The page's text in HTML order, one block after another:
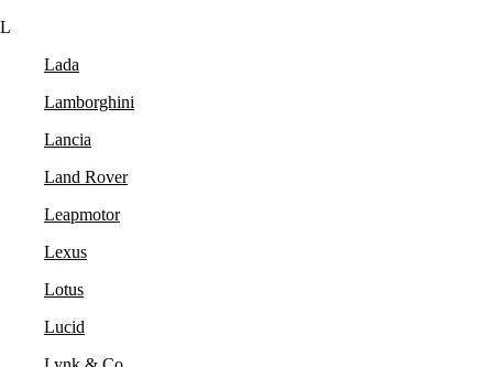
L
Lada
Lamborghini
Lancia
Land Rover
Leapmotor
Lexus
Lotus
Lucid